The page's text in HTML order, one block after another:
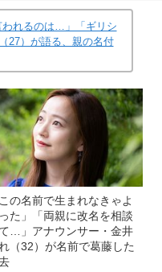
われるのは…」「ギリシ
27）が語る、親の名付
この名前で生まれなきゃよ
た」「両親に改名を相談
…」アナウンサー・金井
（32）が名前で葛藤した